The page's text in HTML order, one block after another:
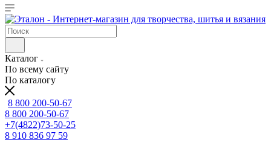
Каталог
По всему сайту
По каталогу
8 800 200-50-67
8 800 200-50-67
+7(4822)73-50-25
8 910 836 97 59